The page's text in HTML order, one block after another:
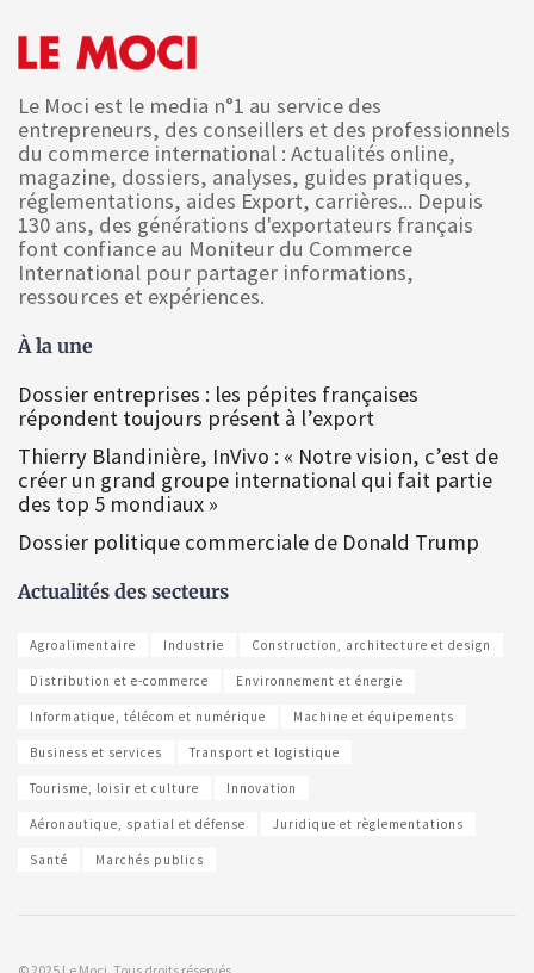
Le Moci est le media n°1 au service des
entrepreneurs, des conseillers et des professionnels
du commerce international : Actualités online,
magazine, dossiers, analyses, guides pratiques,
réglementations, aides Export, carrières... Depuis
130 ans, des générations d'exportateurs français
font confiance au Moniteur du Commerce
International pour partager informations,
ressources et expériences.
À la une
Dossier entreprises : les pépites françaises
répondent toujours présent à l’export
Thierry Blandinière, InVivo : « Notre vision, c’est de
créer un grand groupe international qui fait partie
des top 5 mondiaux »
Dossier politique commerciale de Donald Trump
Actualités des secteurs
Agroalimentaire Industrie Construction, architecture et design
Distribution et e-commerce Environnement et énergie
Informatique, télécom et numérique Machine et équipements
Business et services Transport et logistique
Tourisme, loisir et culture Innovation
Aéronautique, spatial et défense Juridique et règlementations
Santé Marchés publics